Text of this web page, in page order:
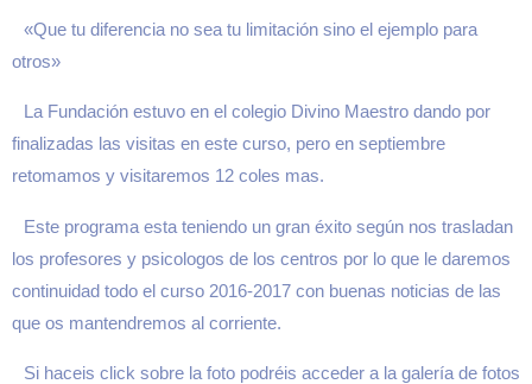
«Que tu diferencia no sea tu limitación sino el ejemplo para
otros»
La Fundación estuvo en el colegio Divino Maestro dando por
finalizadas las visitas en este curso, pero en septiembre
retomamos y visitaremos 12 coles mas.
Este programa esta teniendo un gran éxito según nos trasladan
los profesores y psicologos de los centros por lo que le daremos
continuidad todo el curso 2016-2017 con buenas noticias de las
que os mantendremos al corriente.
Si haceis click sobre la foto podréis acceder a la galería de fotos